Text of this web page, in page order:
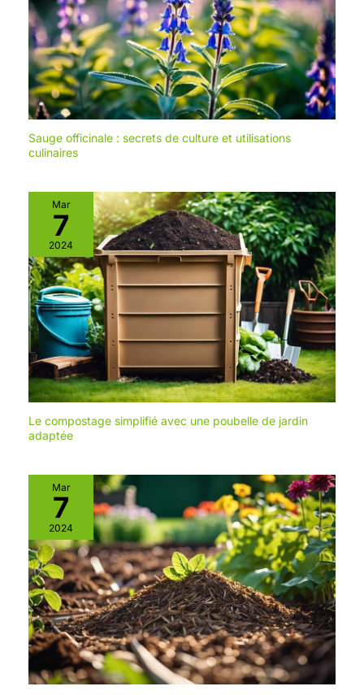
Sauge officinale : secrets de culture et utilisations
culinaires
Mar
7
2024
Le compostage simplifié avec une poubelle de jardin
adaptée
Mar
7
2024